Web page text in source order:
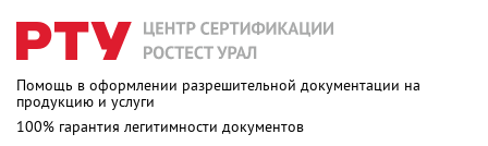
Помощь в оформлении разрешительной документации на
продукцию и услуги
100% гарантия легитимности документов